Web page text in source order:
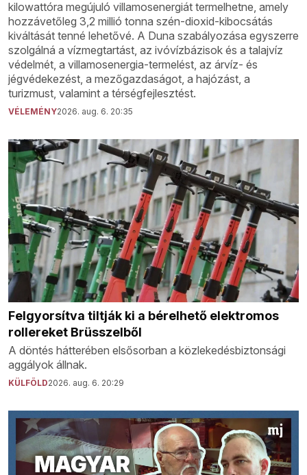
kilowattóra megújuló villamosenergiát termelhetne, amely
hozzávetőleg 3,2 millió tonna szén-dioxid-kibocsátás
kiváltását tenné lehetővé. A Duna szabályozása egyszerre
szolgálná a vízmegtartást, az ivóvízbázisok és a talajvíz
védelmét, a villamosenergia-termelést, az árvíz- és
jégvédekezést, a mezőgazdaságot, a hajózást, a
turizmust, valamint a térségfejlesztést.
VÉLEMÉNY2026. aug. 6. 20:35
Felgyorsítva tiltják ki a bérelhető elektromos
rollereket Brüsszelből
A döntés hátterében elsősorban a közlekedésbiztonsági
aggályok állnak.
KÜLFÖLD2026. aug. 6. 20:29